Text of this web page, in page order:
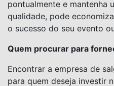
pontualmente e mantenha
qualidade, pode
o sucesso do seu evento
Quem procurar para
Encontrar a empresa de
para quem deseja investir